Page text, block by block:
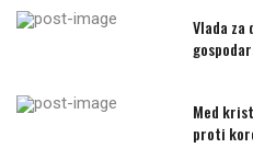
Vlada
Med
proti